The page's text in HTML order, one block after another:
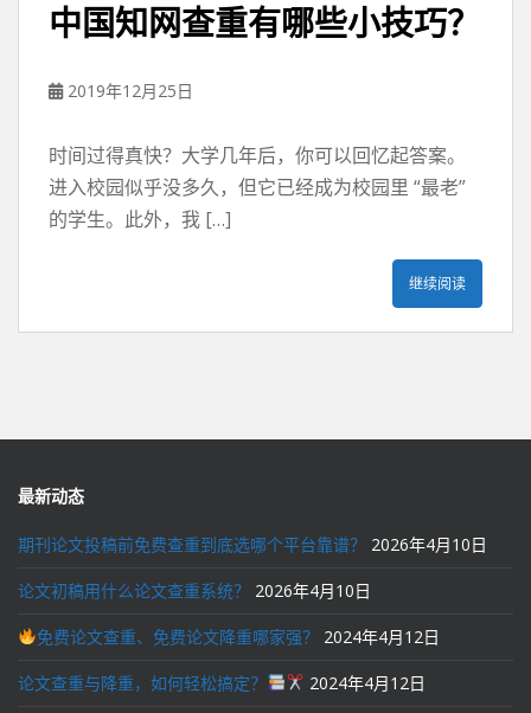
中国知网查重有哪些小技巧？
2019年12月25日
时间过得真快？大学几年后，你可以回忆起答案。
进入校园似乎没多久，但它已经成为校园里 “最老”
的学生。此外，我 […]
继续阅读
最新动态
期刊论文投稿前免费查重到底选哪个平台靠谱？ 2026年4月10日
论文初稿用什么论文查重系统？ 2026年4月10日
免费论文查重、免费论文降重哪家强？ 2024年4月12日
论文查重与降重，如何轻松搞定？ 2024年4月12日